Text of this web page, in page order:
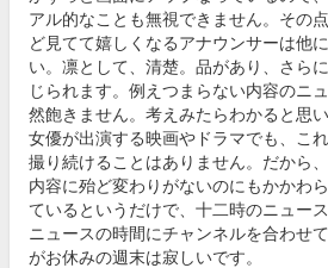
アル的なことも無視できません。その
ど見てて嬉しくなるアナウンサーは他
い。凛として、清楚。品があり、さら
じられます。例えつまらない内容のニ
然飽きません。考えみたらわかると思
女優が出演する映画やドラマでも、こ
撮り続けることはありません。だから
内容に殆ど変わりがないのにもかかわ
ているというだけで、十二時のニュー
ニュースの時間にチャンネルを合わせ
がお休みの週末は寂しいです。